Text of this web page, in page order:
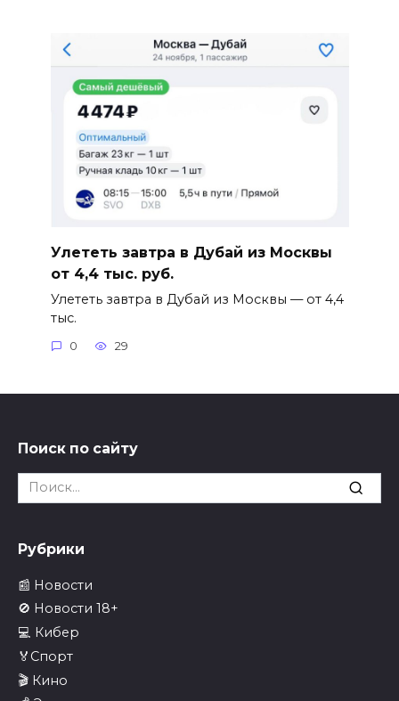
Улететь завтра в Дубай из Москвы
от 4,4 тыс. руб.
Улететь завтра в Дубай из Москвы — от 4,4
тыс.
0 29
Поиск по сайту
Search
for:
Рубрики
📰 Новости
🚫 Новости 18+
💻 Кибер
🏅Спорт
🎬 Кино